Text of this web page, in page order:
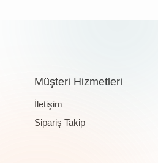
Müşteri Hizmetleri
İletişim
Sipariş Takip